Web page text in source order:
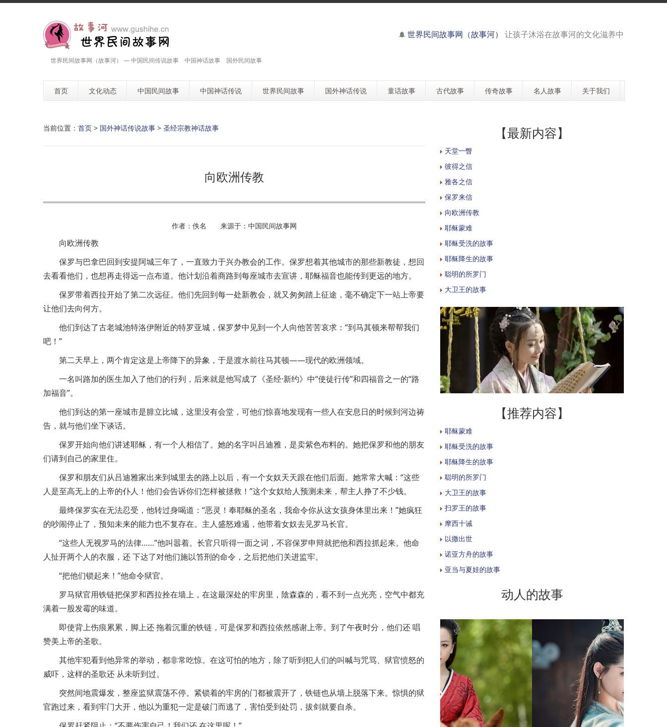
世界民间故事网（故事河） — 中国民间传说故事 中国神话故事 国外民间故事
世界民间故事网（故事河） 让孩子沐浴在故事河的文化滋养中
首页 文化动态 中国民间故事 中国神话传说 世界民间故事 国外神话传说 童话故事 古代故事 传奇故事 名人故事 关于我们
当前位置： 首页 > 国外神话传说故事 > 圣经宗教神话故事
向欧洲传教
作者：佚名 来源于：中国民间故事网
向欧洲传教
保罗与巴拿巴回到安提阿城三年了，一直致力于兴办教会的工作。保罗想着其他城市的那些新教徒，想回
去看看他们，也想再走得远一点布道。他计划沿着商路到每座城市去宣讲，耶稣福音也能传到更远的地方。
保罗带着西拉开始了第二次远征。他们先回到每一处新教会，就又匆匆踏上征途，毫不确定下一站上帝要
让他们去向何方。
他们到达了古老城池特洛伊附近的特罗亚城，保罗梦中见到一个人向他苦苦哀求：“到马其顿来帮帮我们
吧！”
第二天早上，两个肯定这是上帝降下的异象，于是渡水前往马其顿——现代的欧洲领域。
一名叫路加的医生加入了他们的行列，后来就是他写成了《圣经·新约》中“使徒行传”和四福音之一的“路
加福音”。
他们到达的第一座城市是腓立比城，这里没有会堂，可他们惊喜地发现有一些人在安息日的时候到河边祷
告，就与他们坐下谈话。
保罗开始向他们讲述耶稣，有一个人相信了。她的名字叫吕迪雅，是卖紫色布料的。她把保罗和他的朋友
们请到自己的家里住。
保罗和朋友们从吕迪雅家出来到城里去的路上以后，有一个女奴天天跟在他们后面。她常常大喊：“这些
人是至高无上的上帝的仆人！他们会告诉你们怎样被拯救！”这个女奴给人预测未来，帮主人挣了不少钱。
最终保罗实在无法忍受，他转过身喝道：“恶灵！奉耶稣的圣名，我命令你从这女孩身体里出来！”她疯狂
的吵闹停止了，预知未来的能力也不复存在。主人盛怒难遏，他带着女奴去见罗马长官。
“这些人无视罗马的法律……”他叫嚣着。长官只听得一面之词，不容保罗申辩就把他和西拉抓起来。他命
人扯开两个人的衣服，还 下达了对他们施以笞刑的命令，之后把他们关进监牢。
“把他们锁起来！”他命令狱官。
罗马狱官用铁链把保罗和西拉拴在墙上，在这最深处的牢房里，陰森森的，看不到一点光亮，空气中都充
满着一股发霉的味道。
即使背上伤痕累累，脚上还 拖着沉重的铁链，可是保罗和西拉依然感谢上帝。到了午夜时分，他们还 唱
赞美上帝的圣歌。
其他牢犯看到他异常的举动，都非常吃惊。在这可怕的地方，除了听到犯人们的叫喊与咒骂、狱官愤怒的
威吓，这样的圣歌还 从未听到过。
突然间地震爆发，整座监狱震荡不停。紧锁着的牢房的门都被震开了，铁链也从墙上脱落下来。惊惧的狱
官跑过来，看到牢门大开，他以为重犯一定是破门而逃了，害怕受到处罚，拔剑就要自杀。
【最新内容】
天堂一瞥
彼得之信
雅各之信
保罗来信
向欧洲传教
耶稣蒙难
耶稣受洗的故事
耶稣降生的故事
聪明的所罗门
大卫王的故事
【推荐内容】
耶稣蒙难
耶稣受洗的故事
耶稣降生的故事
聪明的所罗门
大卫王的故事
扫罗王的故事
摩西十诫
以撒出世
诺亚方舟的故事
亚当与夏娃的故事
动人的故事